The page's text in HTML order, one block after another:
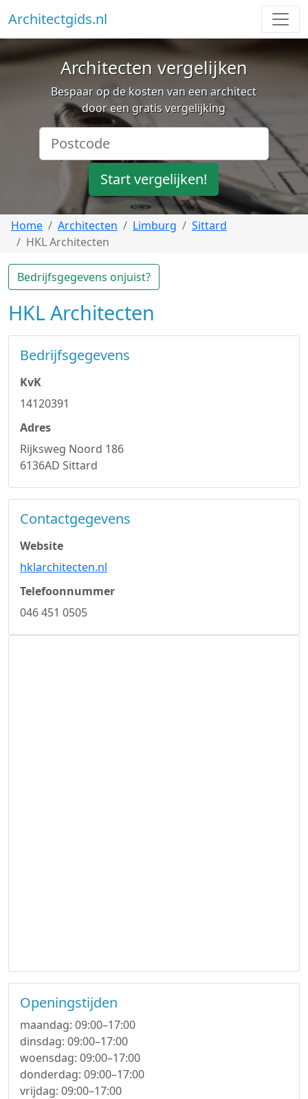
Architectgids.nl
Architecten vergelijken
Bespaar op de kosten van een architect
door een gratis vergelijking
Start vergelijken!
Home Architecten Limburg
Sittard
HKL Architecten
Bedrijfsgegevens onjuist?
HKL Architecten
Bedrijfsgegevens
KvK
14120391
Adres
Rijksweg Noord 186
6136AD Sittard
Contactgegevens
Website
hklarchitecten.nl
Telefoonnummer
046 451 0505
Openingstijden
maandag: 09:00–17:00
dinsdag: 09:00–17:00
woensdag: 09:00–17:00
donderdag: 09:00–17:00
vrijdag: 09:00–17:00